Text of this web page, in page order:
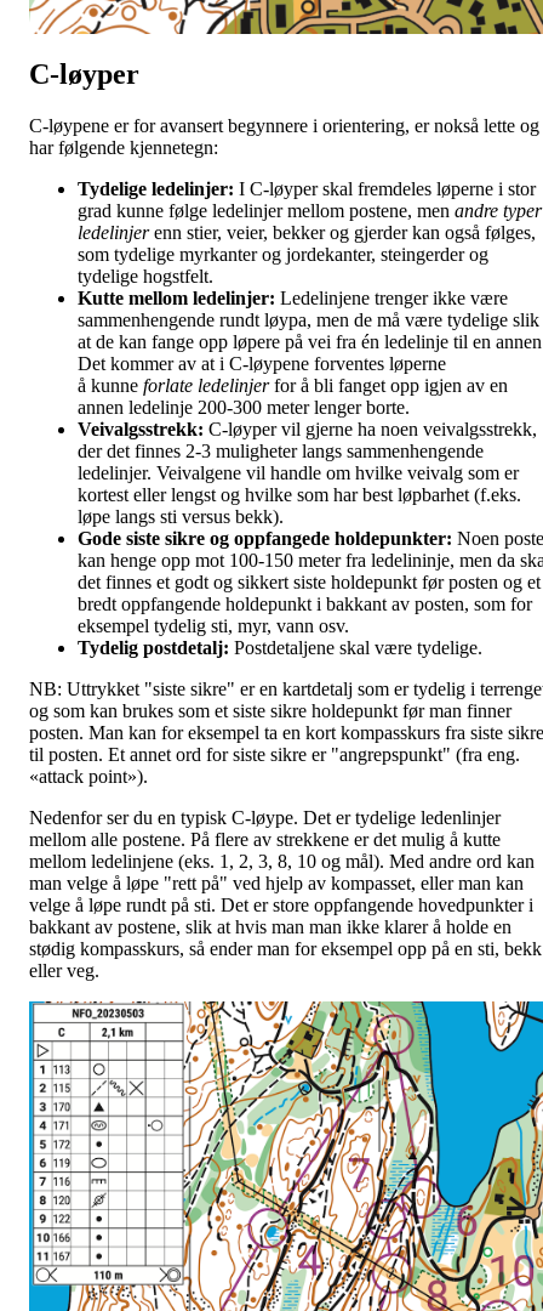
C-løyper
C-løypene er for avansert begynnere i orientering, er nokså lette og
har følgende kjennetegn:
Tydelige ledelinjer: I C-løyper skal fremdeles løperne i stor
grad kunne følge ledelinjer mellom postene, men andre typer
ledelinjerenn stier, veier, bekker og gjerder kan også følges,
som tydelige myrkanter og jordekanter, steingerder og
tydelige hogstfelt.
Kutte mellom ledelinjer: Ledelinjene trenger ikke være
sammenhengende rundt løypa, men de må være tydelige slik
at de kan fange opp løpere på vei fra én ledelinje til en
Det kommer av at i C-løypene forventes løperne
å kunne forlate ledelinjerfor å bli fanget opp igjen av en
annen ledelinje 200-300 meter lenger borte.
Veivalgsstrekk: C-løyper vil gjerne ha noen veivalgsstrekk,
der det finnes 2-3 muligheter langs sammenhengende
ledelinjer. Veivalgene vil handle om hvilke veivalg som er
kortest eller lengst og hvilke som har best løpbarhet (f.eks.
løpe langs sti versus bekk).
Gode siste sikre og oppfangede holdepunkter: Noen
kan henge opp mot 100-150 meter fra ledelininje, men da
det finnes et godt og sikkert siste holdepunkt før posten og et
bredt oppfangende holdepunkt i bakkant av posten, som for
eksempel tydelig sti, myr, vann osv.
Tydelig postdetalj: Postdetaljene skal være tydelige.
NB: Uttrykket "siste sikre" er en kartdetalj som er tydelig i
og som kan brukes som et siste sikre holdepunkt før man finner
posten. Man kan for eksempel ta en kort kompasskurs fra siste sikre
til posten. Et annet ord for siste sikre er "angrepspunkt" (fra eng.
«attack point»).
Nedenfor ser du en typisk C-løype. Det er tydelige ledenlinjer
mellom alle postene. På flere av strekkene er det mulig å kutte
mellom ledelinjene (eks. 1, 2, 3, 8, 10 og mål). Med andre ord kan
man velge å løpe "rett på" ved hjelp av kompasset, eller man kan
velge å løpe rundt på sti. Det er store oppfangende hovedpunkter i
bakkant av postene, slik at hvis man man ikke klarer å holde en
stødig kompasskurs, så ender man for eksempel opp på en sti, bekk
eller veg.